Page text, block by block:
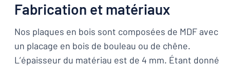
Fabrication et matériaux
Nos plaques en bois sont composées de MDF avec
un placage en bois de bouleau ou de chêne.
L’épaisseur du matériau est de 4 mm. Étant donné